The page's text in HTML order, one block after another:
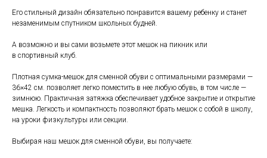
Его стильный дизайн обязательно понравится вашему ребенку и станет
незаменимым спутником школьных будней.
А возможно и вы сами возьмете этот мешок на пикник или
в спортивный клуб.
Плотная сумка-мешок для сменной обуви с оптимальными размерами —
36×42 см. позволяет легко поместить в нее любую обувь, в том числе —
зимнюю. Практичная затяжка обеспечивает удобное закрытие и открытие
мешка. Легкость и компактность позволяют брать мешок с собой в школу,
на уроки физкультуры или секции.
Выбирая наш мешок для сменной обуви, вы получаете: